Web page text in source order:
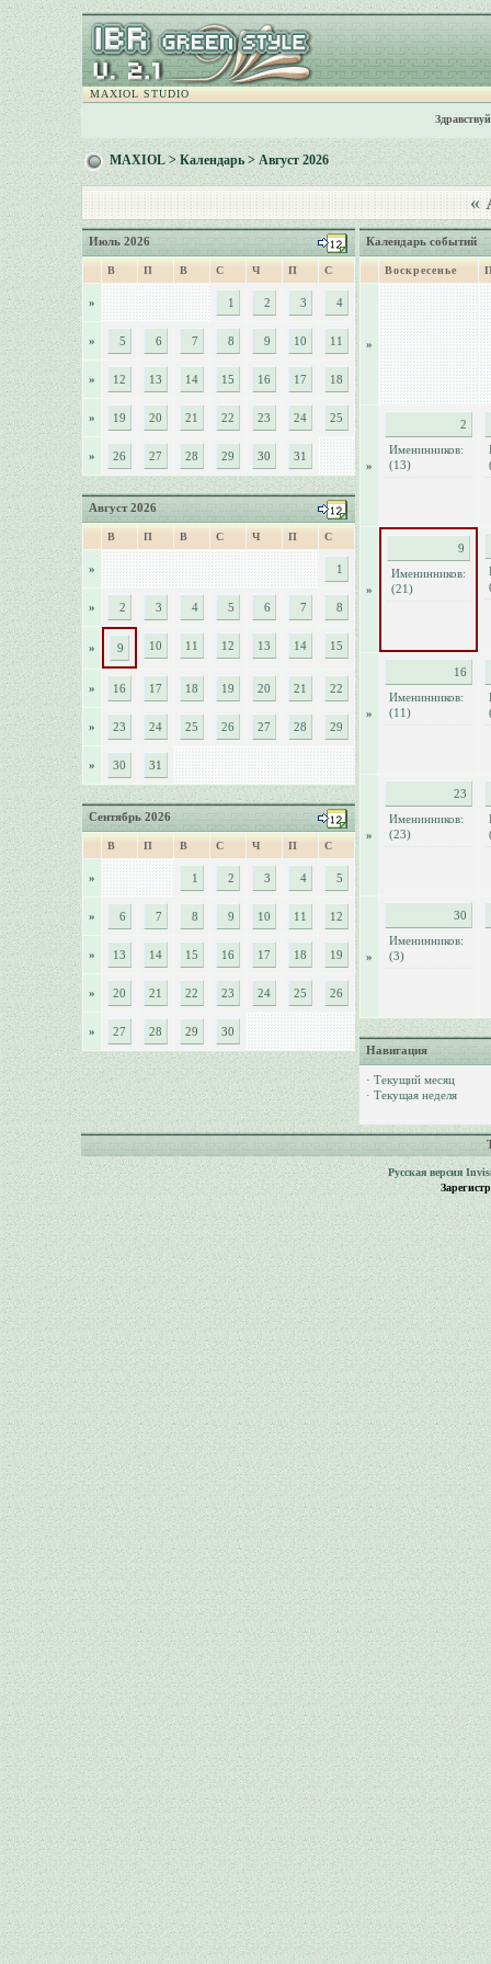
MAXIOL STUDIO
MAXIOL>Календарь> Август 2026
«
Июль 2026
В П В С Ч П С
» 1 2 3 4
» 5 6 7 8 9 10 11
» 12 13 14 15 16 17 18
» 19 20 21 22 23 24 25
» 26 27 28 29 30 31
Август 2026
В П В С Ч П С
» 1
» 2 3 4 5 6 7 8
» 9 10 11 12 13 14 15
» 16 17 18 19 20 21 22
» 23 24 25 26 27 28 29
» 30 31
Сентябрь 2026
В П В С Ч П С
» 1 2 3 4 5
» 6 7 8 9 10 11 12
» 13 14 15 16 17 18 19
» 20 21 22 23 24 25 26
» 27 28 29 30
Календарь событий
Воскресенье
»
»
2
Именинников:
(13)
»
9
Именинников:
(21)
»
16
Именинников:
(11)
»
23
Именинников:
(23)
»
30
Именинников:
(3)
Навигация
· Текущий месяц
· Текущая неделя
Русская версия